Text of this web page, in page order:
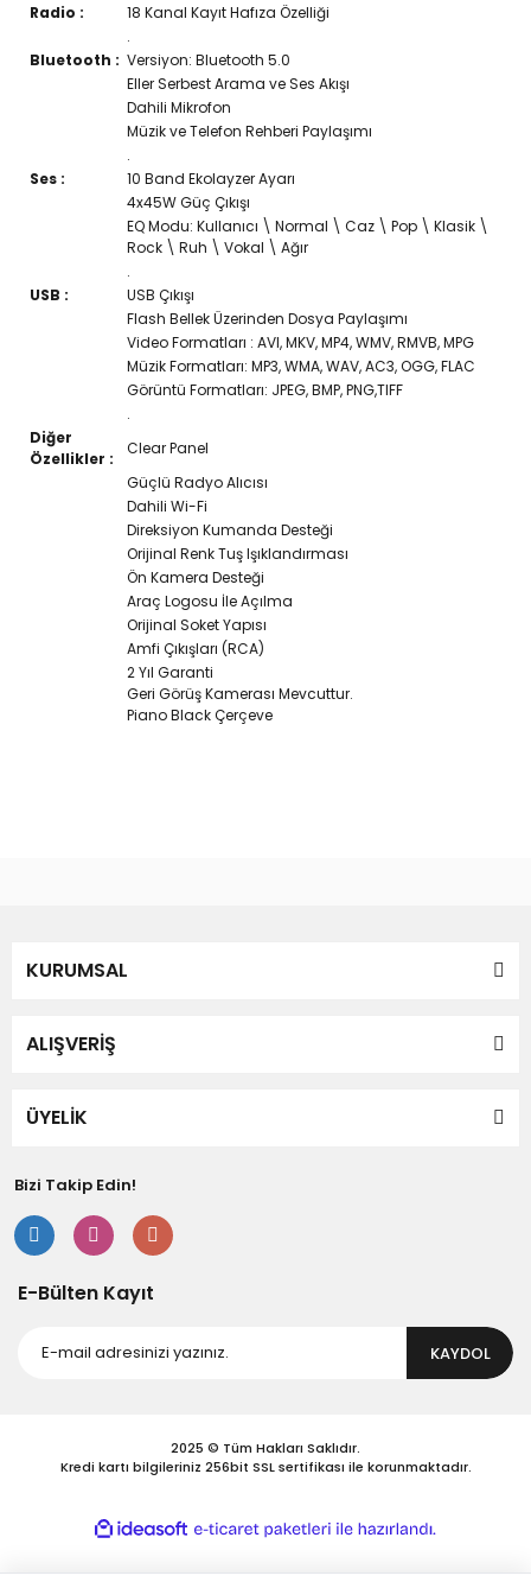
Radio :
18 Kanal Kayıt Hafıza Özelliği
.
Bluetooth : Versiyon: Bluetooth 5.0
Eller Serbest Arama ve Ses Akışı
Dahili Mikrofon
Müzik ve Telefon Rehberi Paylaşımı
.
Ses :
10 Band Ekolayzer Ayarı
4x45W Güç Çıkışı
EQ Modu: Kullanıcı \ Normal \ Caz \ Pop \ Klasik \
Rock \ Ruh \ Vokal \ Ağır
.
USB :
USB Çıkışı
Flash Bellek Üzerinden Dosya Paylaşımı
Video Formatları : AVI, MKV, MP4, WMV, RMVB, MPG
Müzik Formatları: MP3, WMA, WAV, AC3, OGG, FLAC
Görüntü Formatları: JPEG, BMP, PNG,TIFF
.
Diğer
Özellikler :
Clear Panel
Güçlü Radyo Alıcısı
Dahili Wi-Fi
Direksiyon Kumanda Desteği
Orijinal Renk Tuş Işıklandırması
Ön Kamera Desteği
Araç Logosu İle Açılma
Orijinal Soket Yapısı
Amfi Çıkışları (RCA)
2 Yıl Garanti
Geri Görüş Kamerası Mevcuttur.
Piano Black Çerçeve
Ürün resmi kalitesiz, bozuk veya görüntülenemiyor.
Ürün bilgilerinde hatalar bulunuyor.
Bu ürüne benzer farklı alternatifler olmalı.
KURUMSAL
ALIŞVERİŞ
ÜYELİK
Bizi Takip Edin!
E-Bülten Kayıt
KAYDOL
2025 © Tüm Hakları Saklıdır.
Kredi kartı bilgileriniz 256bit SSL sertifikası ile korunmaktadır.
ideasoft
e-
paketleri